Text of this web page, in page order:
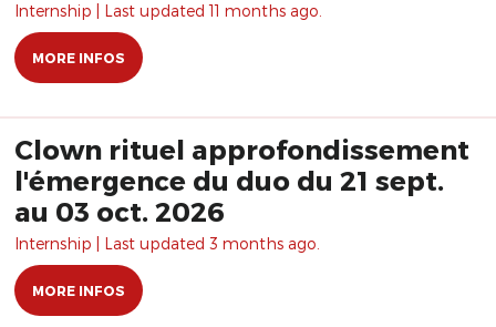
Internship | Last updated 11 months ago.
MORE INFOS
Clown rituel approfondissement
l'émergence du duo du 21 sept.
au 03 oct. 2026
Internship | Last updated 3 months ago.
MORE INFOS